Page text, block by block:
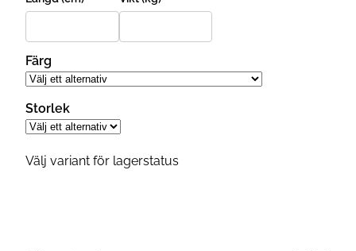
Färg
Storlek
Välj variant för lagerstatus